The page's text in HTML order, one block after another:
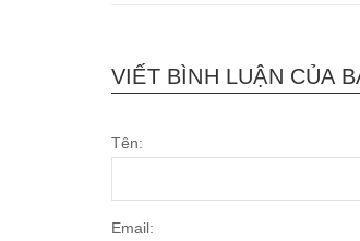
VIẾT BÌNH LUẬN CỦA
Tên:
Email: